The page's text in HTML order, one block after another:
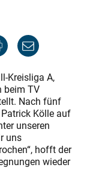
Kreisliga A,
beim TV
Nach fünf
Kölle auf
unseren
uns
hofft der
wieder